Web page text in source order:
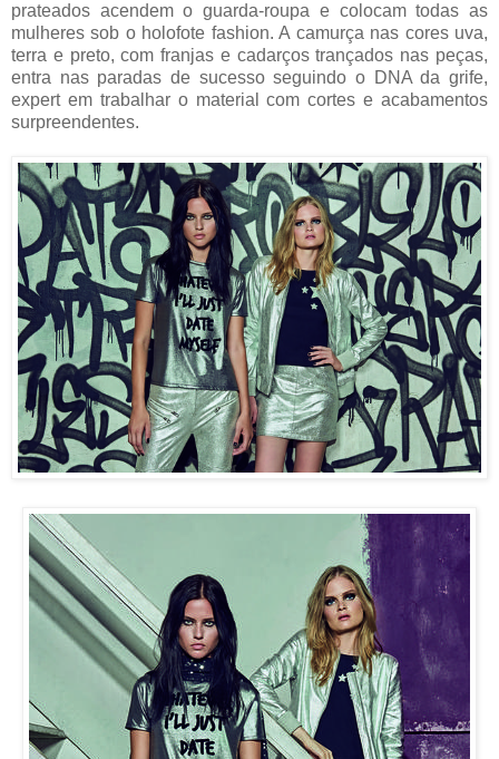
prateados acendem o guarda-roupa e colocam todas as
mulheres sob o holofote fashion. A camurça nas cores uva,
terra e preto, com franjas e cadarços trançados nas peças,
entra nas paradas de sucesso seguindo o DNA da grife,
expert em trabalhar o material com cortes e acabamentos
surpreendentes.